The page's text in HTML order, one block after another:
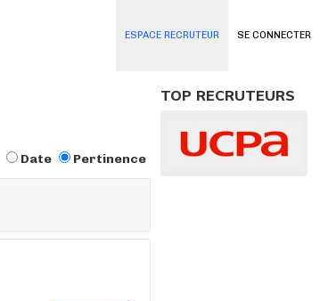
SE CONNECTER
ESPACE RECRUTEUR
Date Pertinence
TOP RECRUTEURS